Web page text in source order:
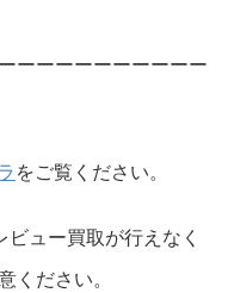
ーーーーーーーーーー
をご覧ください。
ュー買取が行えなく
ください。